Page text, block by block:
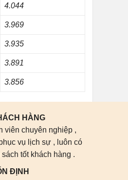
4.044
3.969
3.935
3.891
3.856
HÀNG
viên chuyên nghiệp ,
vụ lịch sự , luôn có
tốt khách hàng .
ĐỊNH